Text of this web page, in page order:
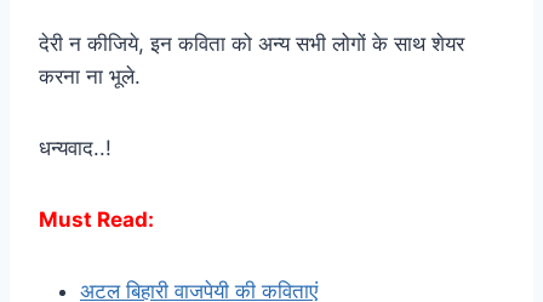
देरी न कीजिये, इन कविता को अन्य सभी लोगों के साथ शेयर
करना ना भूले.
धन्यवाद..!
Must Read:
अटल बिहारी वाजपेयी की कविताएं